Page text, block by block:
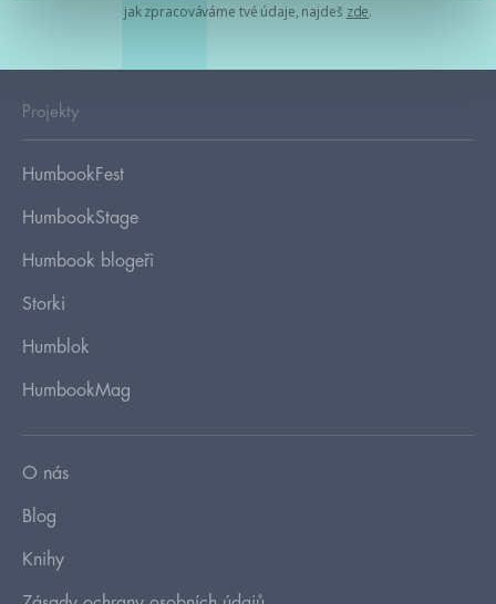
jak zpracováváme tvé údaje, najdeš zde.
Projekty
HumbookFest
HumbookStage
Humbook blogeři
Storki
Humblok
HumbookMag
O nás
Blog
Knihy